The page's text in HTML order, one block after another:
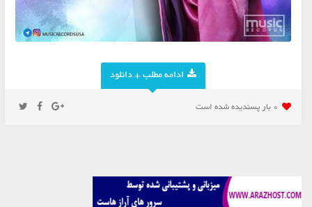
ادامه مطلب + دانلود
0 بار پسنديده شده است